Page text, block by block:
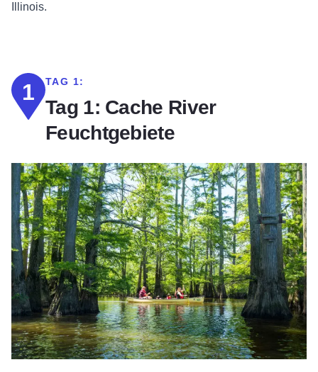
Illinois.
1 TAG 1:
Tag 1: Cache River
Feuchtgebiete